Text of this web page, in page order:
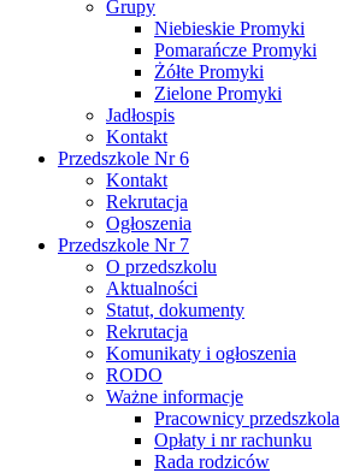
Grupy
Niebieskie Promyki
Pomarańcze Promyki
Żółte Promyki
Zielone Promyki
Jadłospis
Kontakt
Przedszkole Nr 6
Kontakt
Rekrutacja
Ogłoszenia
Przedszkole Nr 7
O przedszkolu
Aktualności
Statut, dokumenty
Rekrutacja
Komunikaty i ogłoszenia
RODO
Ważne informacje
Pracownicy przedszkola
Opłaty i nr rachunku
Rada rodziców